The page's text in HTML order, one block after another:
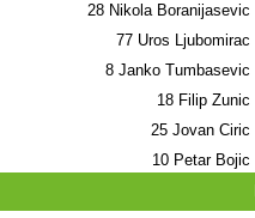
28Nikola Boranijasevic
77Uros Ljubomirac
8Janko Tumbasevic
18Filip Zunic
25Jovan Ciric
10Petar Bojic